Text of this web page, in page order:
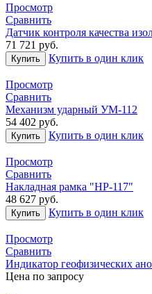
Просмотр
Сравнить
Датчик контроля качества
71 721 руб.
Купить Купить в один клик
Просмотр
Сравнить
Механизм ударный УМ-112
54 402 руб.
Купить Купить в один клик
Просмотр
Сравнить
Накладная рамка "НР-117"
48 627 руб.
Купить Купить в один клик
Просмотр
Сравнить
Индикатор геофизических
Цена по запросу